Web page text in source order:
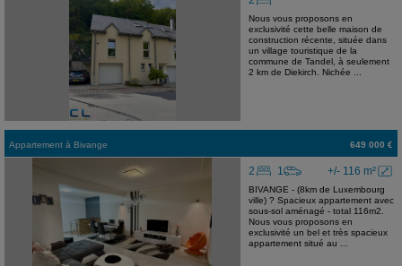
Nous vous proposons en
exclusivité cette belle maison de
construction récente, située dans
un village touristique de la
commune de Tandel, à seulement
2 km de Diekirch. Nichée ...
Appartement à Bivange 649 000 €
+/- 116 m²
2 1
BIVANGE - (8km de Luxembourg
ville) ? Spacieux appartement avec
sous-sol aménagé - total 116m2.
Nous vous proposons en
exclusivité un bel et très spacieux
appartement situé au ...